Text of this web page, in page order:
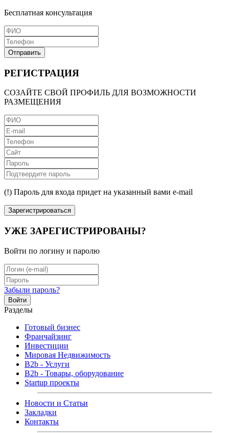
Бесплатная консультация
Отправить
РЕГИСТРАЦИЯ
СОЗАЙТЕ СВОЙ ПРОФИЛЬ ДЛЯ ВОЗМОЖНОСТИ
РАЗМЕЩЕНИЯ
(!) Пароль для входа придет на указанный вами e-mail
Зарегистрироваться
УЖЕ ЗАРЕГИСТРИРОВАНЫ?
Войти по логину и паролю
Забыли пароль?
Войти
Разделы
Готовый бизнес
Франчайзинг
Инвестиции
Мировая Недвижимость
B2b - Услуги
B2b - Товары, оборудование
Startup проекты
Новости и Статьи
Закладки
Контакты